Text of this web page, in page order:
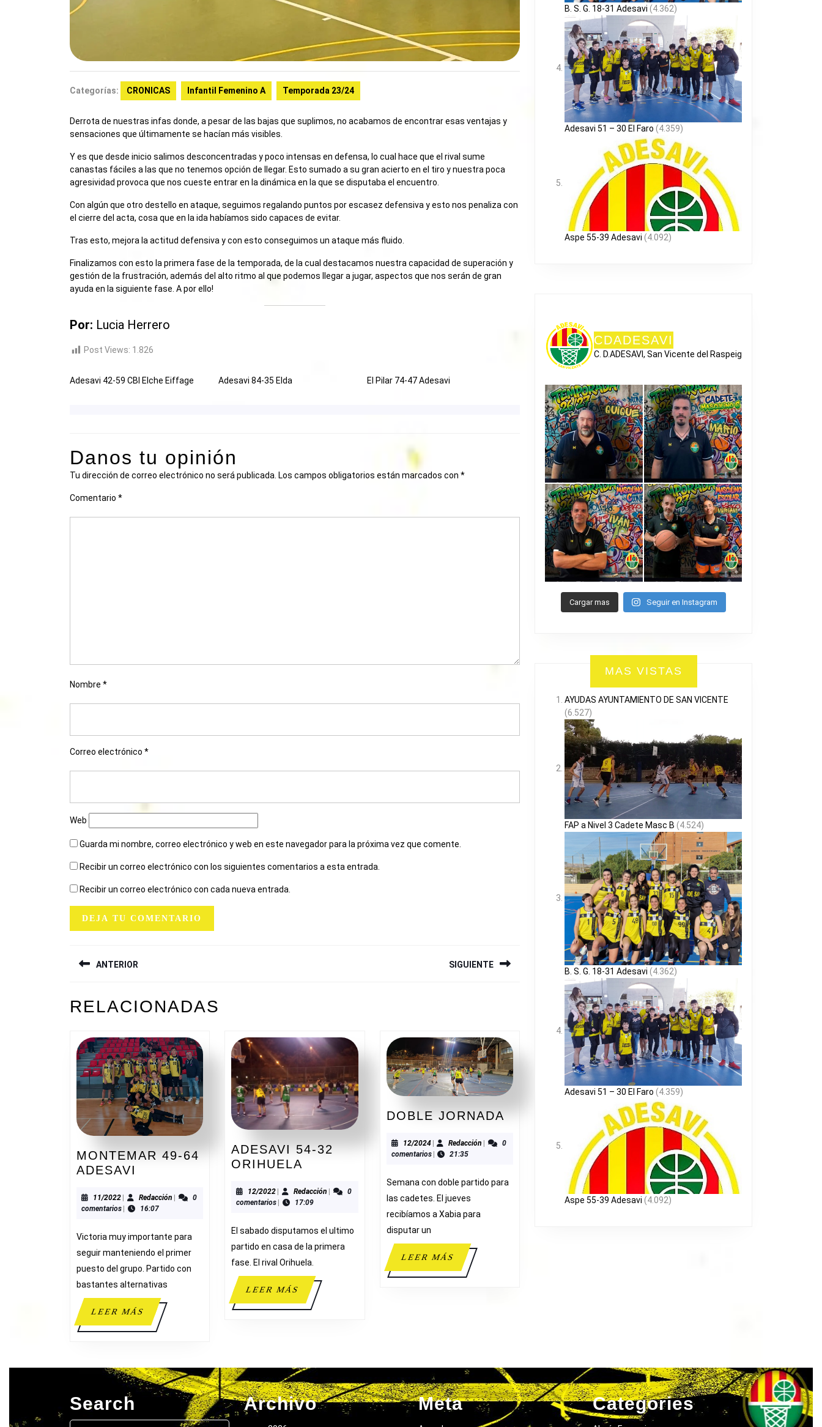
Categorías: CRONICAS Infantil Femenino A Temporada 23/24
Derrota de nuestras infas donde, a pesar de las bajas que suplimos, no acabamos de encontrar esas ventajas y
sensaciones que últimamente se hacían más visibles.
Y es que desde inicio salimos desconcentradas y poco intensas en defensa, lo cual hace que el rival sume
canastas fáciles a las que no tenemos opción de llegar. Esto sumado a su gran acierto en el tiro y nuestra poca
agresividad provoca que nos cueste entrar en la dinámica en la que se disputaba el encuentro.
Con algún que otro destello en ataque, seguimos regalando puntos por escasez defensiva y esto nos penaliza con
el cierre del acta, cosa que en la ida habíamos sido capaces de evitar.
Tras esto, mejora la actitud defensiva y con esto conseguimos un ataque más fluido.
Finalizamos con esto la primera fase de la temporada, de la cual destacamos nuestra capacidad de superación y
gestión de la frustración, además del alto ritmo al que podemos llegar a jugar, aspectos que nos serán de gran
ayuda en la siguiente fase. A por ello!
Por: Lucia Herrero
Post Views: 1.826
Adesavi 42-59 CBI Elche Eiffage Adesavi 84-35 Elda El Pilar 74-47 Adesavi
Danos tu opinión
Tu dirección de correo electrónico no será publicada. Los campos obligatorios están marcados con *
Comentario *
Nombre *
Correo electrónico *
Web
Guarda mi nombre, correo electrónico y web en este navegador para la próxima vez que comente.
Recibir un correo electrónico con los siguientes comentarios a esta entrada.
Recibir un correo electrónico con cada nueva entrada.
DE
ENTRADAS
ANTERIOR
anterior:
SIGUIENTE
RELACIONADAS
MONTEMAR 49-64
ADESAVI
64
ADESAVI
11/202211/2022RedacciónRedacción
0
comentarios
16:07
Victoria muy importante para
seguir manteniendo el primer
puesto del grupo. Partido con
bastantes alternativas
LEER MÁSLEER
MÁS
ADESAVI 54-32
ORIHUELA
32
ORIHUELA
12/202212/2022Redacción Redacción
0
comentarios
17:09
El sabado disputamos el ultimo
partido en casa de la primera
fase. El rival Orihuela.
LEER MÁSLEER
MÁS
DOBLE JORNADA
12/202412/2024Redacción Redacción
0
comentarios
21:35
Semana con doble partido para
las cadetes. El jueves
recibíamos a Xabia para
disputar un
LEER MÁSLEER
MÁS
B. S. G. 18-31 Adesavi (4.362)
Adesavi 51 – 30 El Faro (4.359)
Aspe 55-39 Adesavi (4.092)
CDADESAVI
C. D.ADESAVI, San Vicente del Raspeig
Cargar mas Seguir en Instagram
MAS VISTAS
AYUDAS AYUNTAMIENTO DE SAN VICENTE
(6.527)
FAP a Nivel 3 Cadete Masc B (4.524)
B. S. G. 18-31 Adesavi (4.362)
Adesavi 51 – 30 El Faro (4.359)
Aspe 55-39 Adesavi (4.092)
Search Archivo Meta Categories